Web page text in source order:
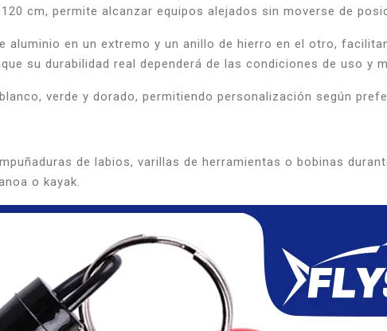
cm, permite alcanzar equipos alejados sin moverse de
aluminio en un extremo y un anillo de hierro en el otro,
su durabilidad real dependerá de las condiciones de uso y
verde y dorado, permitiendo personalización según
de labios, varillas de herramientas o bobinas
o kayak.